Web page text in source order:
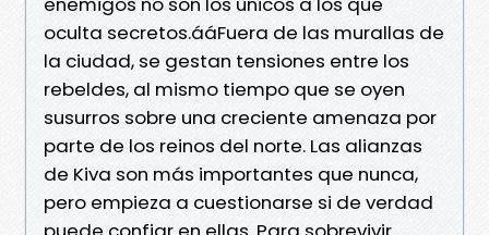
oculta secretos.ááFuera de las murallas de
la ciudad, se gestan tensiones entre los
rebeldes, al mismo tiempo que se oyen
susurros sobre una creciente amenaza por
parte de los reinos del norte. Las alianzas
de Kiva son más importantes que nunca,
pero empieza a cuestionarse si de verdad